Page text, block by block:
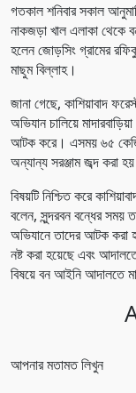
গতকাল শনিবার সকাল
নাকজড়া খাল এলাকা থেকে
হলেন জোড়সিং গ্রামের
মাছুম বিল্লাহ।
জানা গেছে, কাশিয়াবাদ
অভিযান চালিয়ে
আটক করে। এসময় ৬৫ কেজি
অন্যান্য সরঞ্জাম জব্দ করা
বিষয়টি নিশ্চিত করে
বলেন, সুন্দরবন বন্ধের সময়
অভিযানে তাদের আটক করা
নষ্ট করা হয়েছে এবং
বিষয়ে বন আইনি আদালতে
আপনার মতামত লিখুন